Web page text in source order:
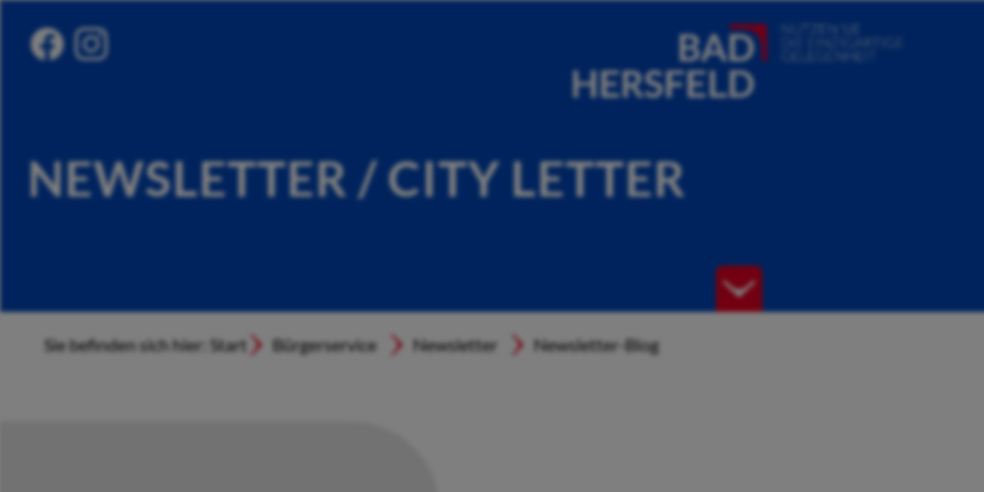
NEWSLETTER / CITY LETTER
Sie befinden sich hier: Start Bürgerservice Newsletter Newsletter-Blog